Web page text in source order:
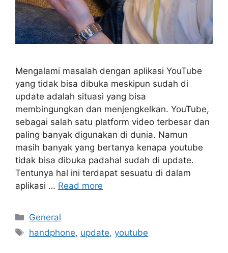
Mengalami masalah dengan aplikasi YouTube
yang tidak bisa dibuka meskipun sudah di
update adalah situasi yang bisa
membingungkan dan menjengkelkan. YouTube,
sebagai salah satu platform video terbesar dan
paling banyak digunakan di dunia. Namun
masih banyak yang bertanya kenapa youtube
tidak bisa dibuka padahal sudah di update.
Tentunya hal ini terdapat sesuatu di dalam
aplikasi … Read more
Categories
General
Tags
handphone, update,youtube